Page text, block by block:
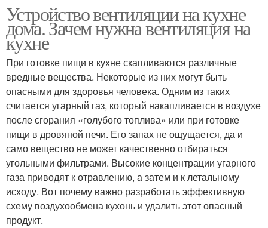
Устройство вентиляции на кухне
дома. Зачем нужна вентиляция на
кухне
При готовке пищи в кухне скапливаются различные
вредные вещества. Некоторые из них могут быть
опасными для здоровья человека. Одним из таких
считается угарный газ, который накапливается в воздухе
после сгорания «голубого топлива» или при готовке
пищи в дровяной печи. Его запах не ощущается, да и
само вещество не может качественно отбираться
угольными фильтрами. Высокие концентрации угарного
газа приводят к отравлению, а затем и к летальному
исходу. Вот почему важно разработать эффективную
схему воздухообмена кухонь и удалить этот опасный
продукт.